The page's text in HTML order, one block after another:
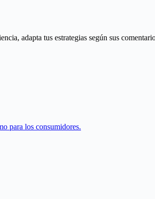
adapta tus estrategias según sus
para los consumidores.